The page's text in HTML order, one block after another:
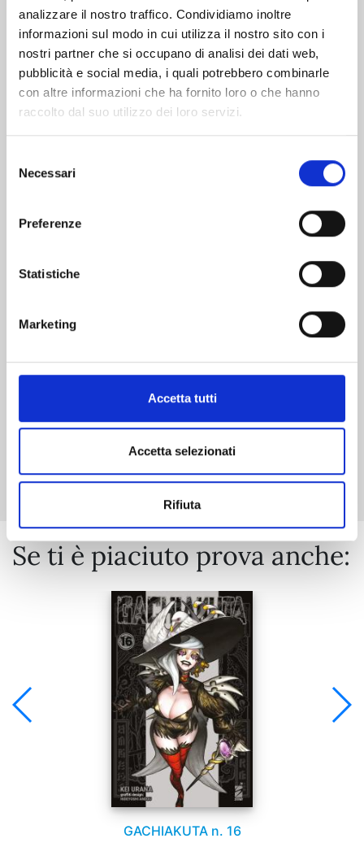
analizzare il nostro traffico. Condividiamo inoltre
informazioni sul modo in cui utilizza il nostro sito con i
nostri partner che si occupano di analisi dei dati web,
pubblicità e social media, i quali potrebbero combinarle
con altre informazioni che ha fornito loro o che hanno
raccolto dal suo utilizzo dei loro servizi.
delNecessari
Preferenze
Statistiche
Marketing
Accetta tutti
Accetta selezionati
Rifiuta
€ 5,90
Mostra tutto
Se ti è piaciuto prova anche:
GACHIAKUTA n. 16